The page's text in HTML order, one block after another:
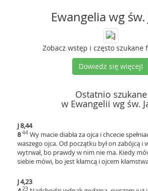
Ewangelia wg św.
Zobacz wstęp i często szukane
Dowiedz się więcej!
Ostatnio szukane
w Ewangelii wg św.
J 8,44
8 44 Wy macie diabła za ojca i chcecie
waszego ojca. Od początku był on zabójcą i
wytrwał, bo prawdy w nim nie ma. Kiedy
siebie mówi, bo jest kłamcą i ojcem
J 4,23
23